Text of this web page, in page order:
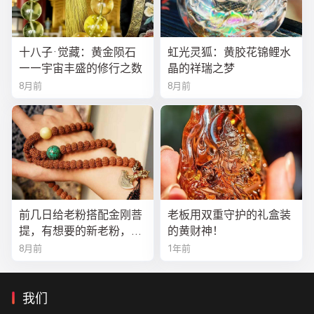
十八子·觉藏：黄金陨石
——宇宙丰盛的修行之数
8月前
虹光灵狐：黄胶花锦鲤水
晶的祥瑞之梦
8月前
前几日给老粉搭配金刚菩
提，有想要的新老粉，都
可以来排队
8月前
老板用双重守护的礼盒装
的黄财神！
1年前
我们